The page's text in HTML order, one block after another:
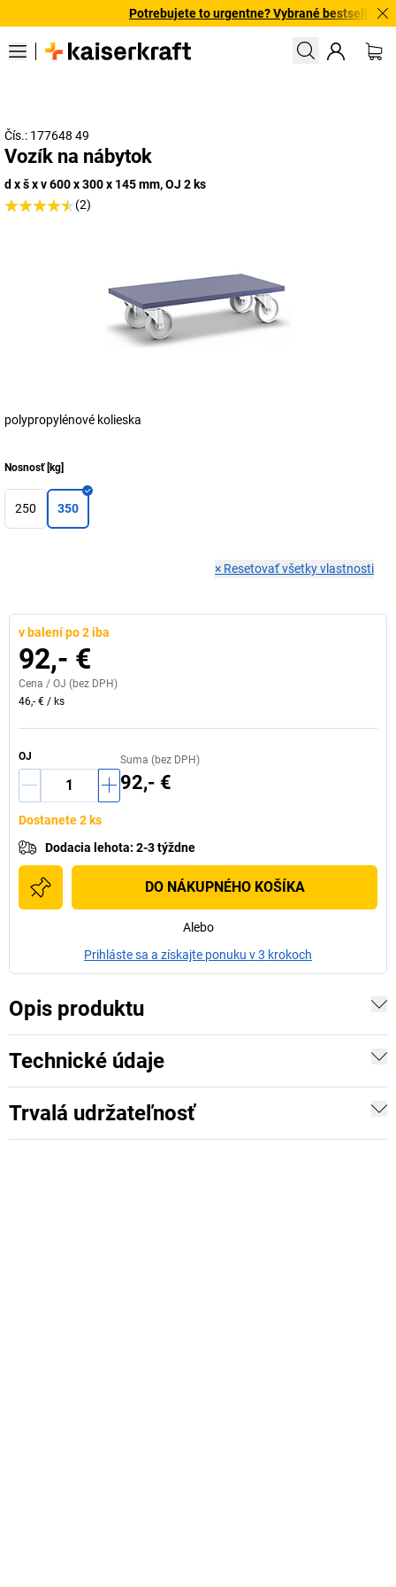
Potrebujete to urgentne? Vybrané bestsellery
Čís.: 177648 49
Vozík na nábytok
d x š x v 600 x 300 x 145 mm, OJ 2 ks
(2)
polypropylénové kolieska
Nosnosť[kg]
250 350
× Resetovať všetky vlastnosti
v balení po 2 iba
92,- €
Cena / OJ (bez DPH)
46,- € / ks
OJ Suma (bez DPH)
92,- €
Dostanete 2 ks
Dodacia lehota: 2-3 týždne
DO NÁKUPNÉHO KOŠÍKA
Alebo
Prihláste sa a získajte ponuku v 3 krokoch
Opis produktu
Technické údaje
Trvalá udržateľnosť